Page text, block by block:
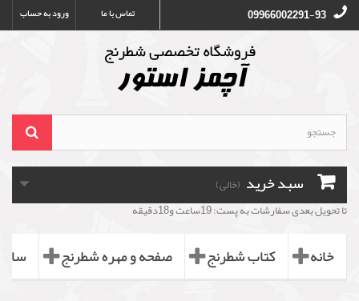
ورود به حساب تماس با ما 09966002291-93
سبد خرید (خالی)
تا تحویل بعدی سفارشات به پست: 19ساعت و18دقیقه
خانه کتاب شطرنج صفحه و مهره شطرنج